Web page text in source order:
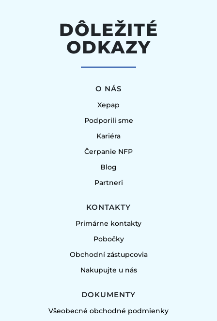
DÔLEŽITÉ
ODKAZY
O NÁS
Xepap
Podporili sme
Kariéra
Čerpanie NFP
Blog
Partneri
KONTAKTY
Primárne kontakty
Pobočky
Obchodní zástupcovia
Nakupujte u nás
DOKUMENTY
Všeobecné obchodné podmienky